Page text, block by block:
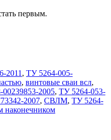
первым.
2011 , ТУ 5264-005-
, винтовые сваи всл,
2005, ТУ 5264-053-
2007, СВЛМ, ТУ 5264-
наконечником